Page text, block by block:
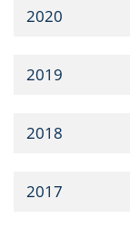
2020
2019
2018
2017